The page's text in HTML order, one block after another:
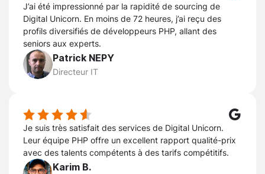
J’ai été impressionné par la rapidité de sourcing de
Digital Unicorn. En moins de 72 heures, j’ai reçu des
profils diversifiés de développeurs PHP, allant des
seniors aux experts.
Patrick NEPY
Directeur IT
Je suis très satisfait des services de Digital Unicorn.
Leur équipe PHP offre un excellent rapport qualité-prix
avec des talents compétents à des tarifs compétitifs.
Karim B.